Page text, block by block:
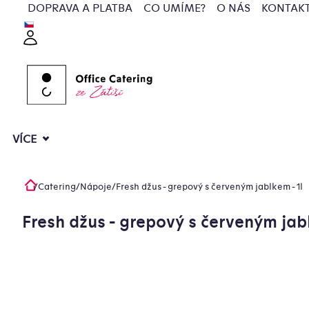
obsah
DOPRAVA A PLATBA CO UMÍME? O NÁS
VÍCE
Domů
/Catering/Nápoje/Fresh džus - grepový s červeným jablkem - 1l
Fresh džus - grepový s červeným